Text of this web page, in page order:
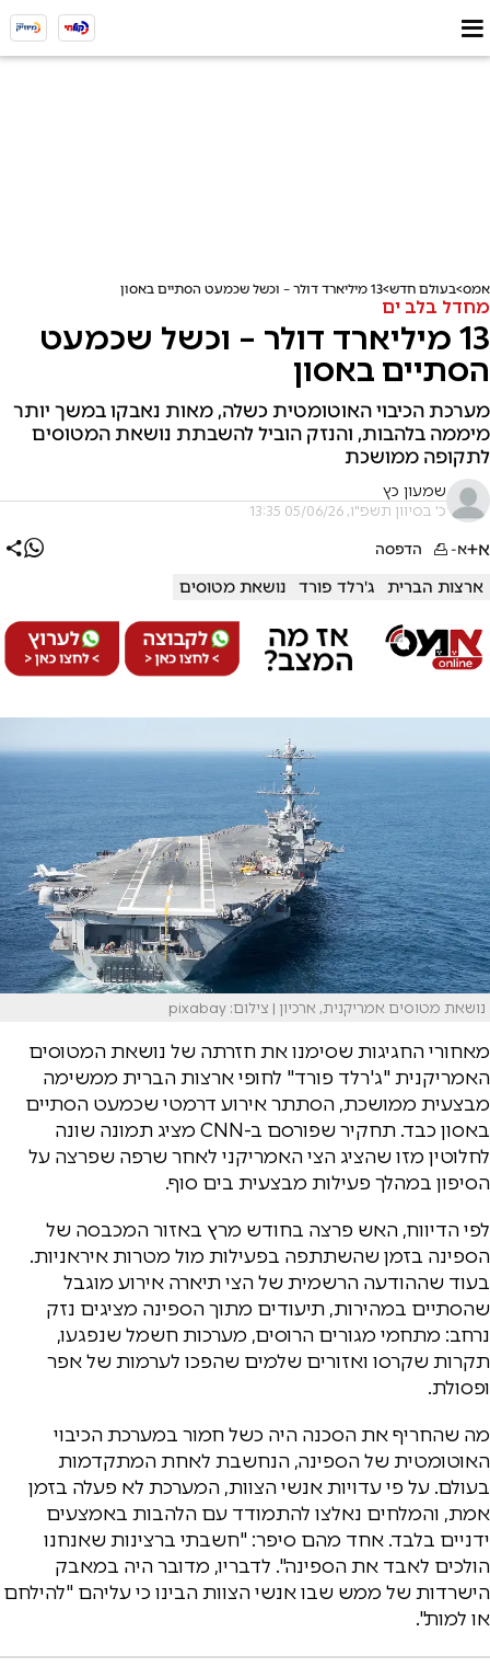
אמס בעולם חדש 13 מיליארד דולר – וכשל שכמעט הסתיים באסון
מחדל בלב ים
13 מיליארד דולר – וכשל שכמעט
הסתיים באסון
מערכת הכיבוי האוטומטית כשלה, מאות נאבקו במשך יותר
מיממה בלהבות, והנזק הוביל להשבתת נושאת המטוסים
לתקופה ממושכת
שמעון כץ
כ' בסיוון תשפ"ו, 05/06/26 13:35
א+א- הדפסה
ארצות הברית ג'רלד פורד נושאת מטוסים
נושאת מטוסים אמריקנית, ארכיון | צילום: pixabay
מאחורי החגיגות שסימנו את חזרתה של נושאת המטוסים
האמריקנית "ג'רלד פורד" לחופי ארצות הברית ממשימה
מבצעית ממושכת, הסתתר אירוע דרמטי שכמעט הסתיים
באסון כבד. תחקיר שפורסם ב-CNN מציג תמונה שונה
לחלוטין מזו שהציג הצי האמריקני לאחר שרפה שפרצה על
הסיפון במהלך פעילות מבצעית בים סוף.
לפי הדיווח, האש פרצה בחודש מרץ באזור המכבסה של
הספינה בזמן שהשתתפה בפעילות מול מטרות איראניות.
בעוד שההודעה הרשמית של הצי תיארה אירוע מוגבל
שהסתיים במהירות, תיעודים מתוך הספינה מציגים נזק
נרחב: מתחמי מגורים הרוסים, מערכות חשמל שנפגעו,
תקרות שקרסו ואזורים שלמים שהפכו לערמות של אפר
ופסולת.
מה שהחריף את הסכנה היה כשל חמור במערכת הכיבוי
האוטומטית של הספינה, הנחשבת לאחת המתקדמות
בעולם. על פי עדויות אנשי הצוות, המערכת לא פעלה בזמן
אמת, והמלחים נאלצו להתמודד עם הלהבות באמצעים
ידניים בלבד. אחד מהם סיפר: "חשבתי ברצינות שאנחנו
הולכים לאבד את הספינה". לדבריו, מדובר היה במאבק
הישרדות של ממש שבו אנשי הצוות הבינו כי עליהם "להילחם
או למות".